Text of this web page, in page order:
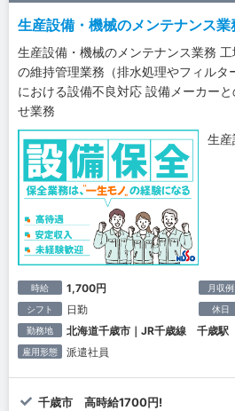
生産設備・機械のメンテナンス業
生産設備・機械のメンテナンス業務
の維持管理業務（排水処理やフィルタ
における設備不良対応 設備メーカー
せ業務
生産
時給 1,700円 月収例
シフト 日勤 休日
勤務地 北海道千歳市｜JR千歳線 千歳駅
雇用形態 派遣社員
千歳市 高時給1700円!